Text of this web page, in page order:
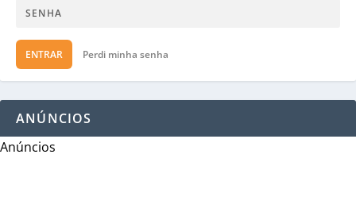
ENTRAR Perdi minha senha
ANÚNCIOS
Anúncios